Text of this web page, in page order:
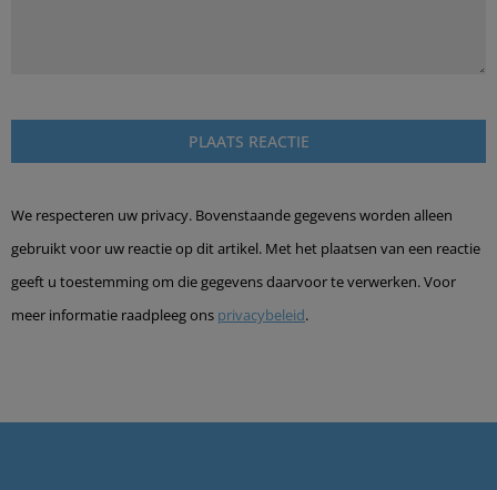
We respecteren uw privacy. Bovenstaande gegevens worden alleen
gebruikt voor uw reactie op dit artikel. Met het plaatsen van een reactie
geeft u toestemming om die gegevens daarvoor te verwerken. Voor
meer informatie raadpleeg ons privacybeleid.